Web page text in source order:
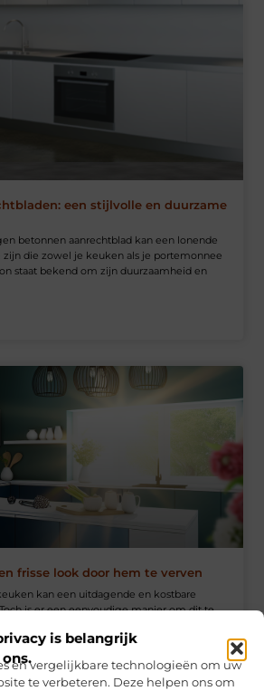
is belangrijk
en vergelijkbare technologieën om uw
te verbeteren. Deze helpen ons om
een stijlvolle en duurzame
betonnen aanrechtblad kan een lonende
die zowel je keuken als je portemonnee
staat bekend om zijn duurzaamheid en
frisse look door hem te verven
kan een uitdagende en kostbare
is er een eenvoudige manier om dit te